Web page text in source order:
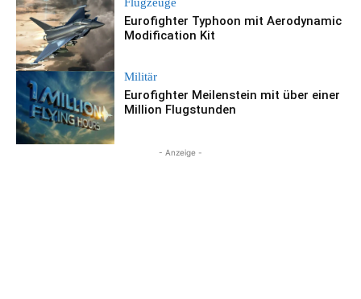
Eurofighter Typhoon mit Aerodynamic
Modification Kit
Militär
Eurofighter Meilenstein mit über einer
Million Flugstunden
- Anzeige -